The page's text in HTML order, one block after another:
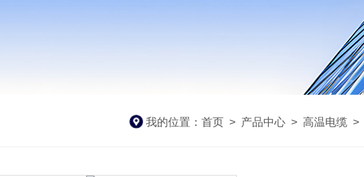
我的位置： 首页 > 产品中心 > 高温电缆 >